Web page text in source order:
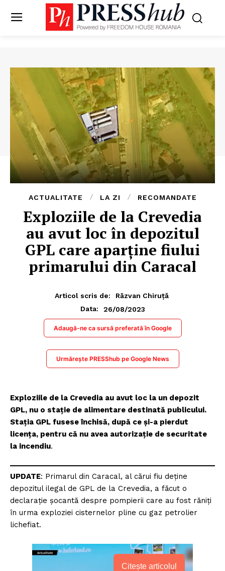
ACTUALITATE LA ZI RECOMANDATE
Exploziile de la Crevedia
au avut loc în depozitul
GPL care aparține fiului
primarului din Caracal
Articol scris de:
Răzvan Chiruță
Data:
26/08/2023
Adaugă-ne ca sursă preferată în Google
Urmărește PRESShub pe Google News
Exploziile de la Crevedia au avut loc la un depozit
GPL, nu o stație de alimentare destinată publicului.
Stația GPL fusese închisă, după ce și-a pierdut
licența, pentru că nu avea autorizație de securitate
la incendiu.
UPDATE: Primarul din Caracal, al cărui fiu deține
depozitul ilegal de GPL de la Crevedia, a făcut o
declarație șocantă despre pompierii care au fost răniți
în urma exploziei cisternelor pline cu gaz petrolier
lichefiat.
Citește articolul